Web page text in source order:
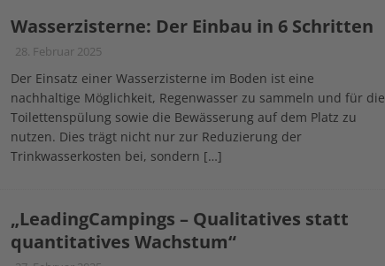
Wasserzisterne: Der Einbau in 6 Schritten
28. Februar 2025
Der Einsatz einer Wasserzisterne im Boden ist eine
nachhaltige Möglichkeit, Regenwasser zu sammeln und für die
Toilettenspülung sowie die Bewässerung auf dem Platz zu
nutzen. Dies trägt nicht nur zur Reduzierung der
Trinkwasserkosten bei, sondern […]
„LeadingCampings – Qualitatives statt
quantitatives Wachstum“